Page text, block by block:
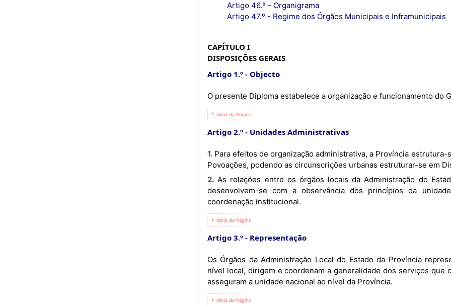
Artigo 46.º - Organigrama
Artigo 47.º - Regime dos Órgãos Municipais e Inframunicipais
CAPÍTULO I
DISPOSIÇÕES GERAIS
Artigo 1.º
Objecto
O presente Diploma estabelece a organização e funcionamento do
⇡ Início da Página
Artigo 2.º Unidades Administrativas
1. Para efeitos de organização administrativa, a Província estrutura-se em Municípios, Comunas, Cidades, Vilas e
Povoações, podendo as circunscrições urbanas estruturar-se em
2. As relações entre os órgãos locais da Administração do Estado ao nível provincial, municipal e comunal
desenvolvem-se com a observância dos princípios da
coordenação institucional.
⇡ Início da Página
Artigo 3.º Representação
Os Órgãos da Administração Local do Estado da Província
nível local, dirigem e coordenam a generalidade dos serviços que
asseguram a unidade nacional ao nível da Província.
⇡ Início da Página